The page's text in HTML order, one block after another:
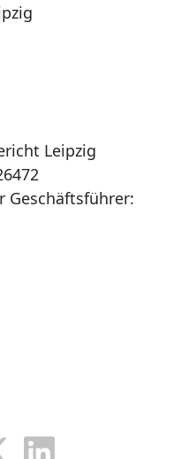
Leipzig
Geschäftsführer: